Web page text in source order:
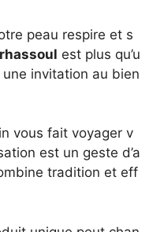
peau respire et s
est plus qu’u
invitation au bien
vous fait voyager v
est un geste d’a
tradition et eff